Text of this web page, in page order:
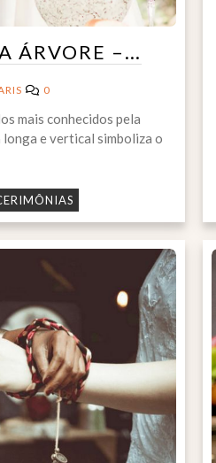
ÁRVORE –…
0
mais conhecidos pela
longa e vertical simboliza o